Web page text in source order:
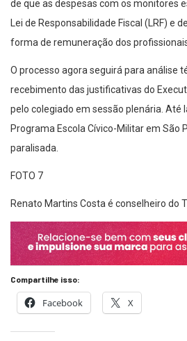
de que as despesas com os monitores
Lei de Responsabilidade Fiscal (LRF) e
forma de remuneração dos
O processo agora seguirá para análise
recebimento das justificativas do
pelo colegiado em sessão plenária. Até
Programa Escola Cívico-Militar em São
paralisada.
FOTO 7
Renato Martins Costa é conselheiro do
Compartilhe isso:
Facebook X